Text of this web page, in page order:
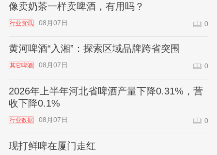
像卖奶茶一样卖啤酒，有用吗？
行业资讯 08月07日 0
黄河啤酒“入湘”：探索区域品牌跨省突围
其它啤酒 08月07日 0
2026年上半年河北省啤酒产量下降0.31%，营
收下降0.1%
行业数据 08月07日 0
现打鲜啤在厦门走红